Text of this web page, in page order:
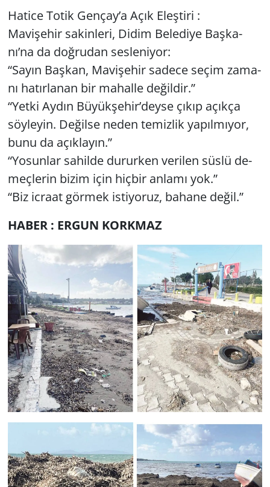
Hatice Totik Gençay’a Açık Eleş­ti­ri :
Ma­vi­şe­hir sa­kin­le­ri, Didim Be­le­di­ye Baş­ka­
nı’na da doğ­ru­dan ses­le­ni­yor:
“Sayın Baş­kan, Ma­vi­şe­hir sa­de­ce seçim za­ma­
nı ha­tır­la­nan bir ma­hal­le de­ğil­dir.”
“Yetki Aydın Bü­yük­şe­hir’deyse çıkıp açık­ça
söy­le­yin. De­ğil­se neden te­miz­lik ya­pıl­mı­yor,
bunu da açık­la­yın.”
“Yo­sun­lar sa­hil­de du­rur­ken ve­ri­len süslü de­
meç­le­rin bizim için hiç­bir an­la­mı yok.”
“Biz ic­ra­at gör­mek is­ti­yo­ruz, ba­ha­ne değil.”
HABER : ERGUN KORKMAZ